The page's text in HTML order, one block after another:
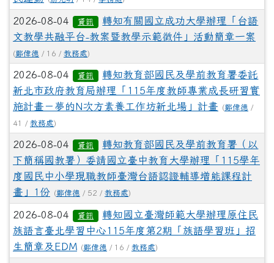
2026-08-04 資訊
轉知有關國立成功大學辦理「台語
文教學共融平台-教案暨教學示範徵件」活動簡章一案
(鄭偉德 / 16 / 教務處)
2026-08-04 資訊
轉知教育部國民及學前教育署委託
新北市政府教育局辦理「115年度教師專業成長研習實
施計畫－夢的N次方素養工作坊新北場」計畫
(鄭偉德 /
41 / 教務處)
2026-08-04 資訊
轉知教育部國民及學前教育署（以
下簡稱國教署）委請國立臺中教育大學辦理「115學年
度國民中小學現職教師臺灣台語認證輔導增能課程計
畫」1份 (鄭偉德 / 52 / 教務處)
2026-08-04 資訊
轉知國立臺灣師範大學辦理原住民
族語言臺北學習中心115年度第2期「族語學習班」招
生簡章及EDM (鄭偉德 / 16 / 教務處)